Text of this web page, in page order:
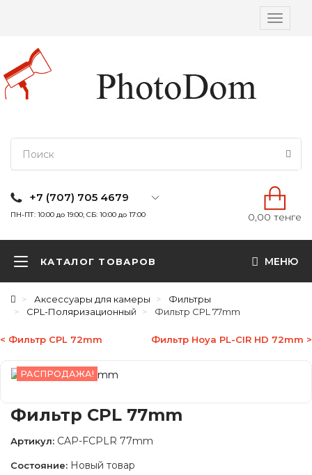
Вкл/
+7 (707) 705 4679
ПН-ПТ: 10:00 до 19:00; СБ: 10:00 до 17:00 0,00 тенге
КАТАЛОГ ТОВАРОВ МЕНЮ
Аксессуары для камеры
Фильтры
CPL-Поляризационный
Фильтр CPL 77mm
< Фильтр CPL 72mm Фильтр Hoya PL-CIR HD 72mm >
РАСПРОДАЖА!
Фильтр CPL 77mm
Артикул: CAP-FCPLR 77mm
Состояние: Новый товар